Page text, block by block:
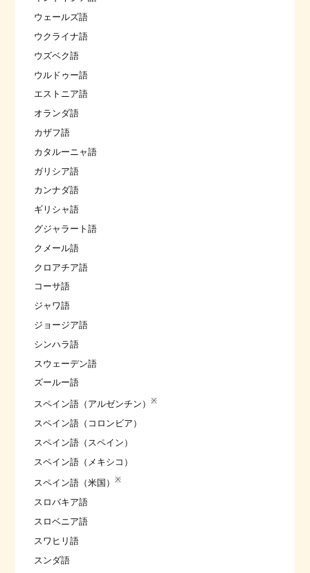
ウェールズ語
ウクライナ語
ウズベク語
ウルドゥー語
エストニア語
オランダ語
カザフ語
カタルーニャ語
ガリシア語
カンナダ語
ギリシャ語
グジャラート語
クメール語
クロアチア語
コーサ語
ジャワ語
ジョージア語
シンハラ語
スウェーデン語
ズールー語
スペイン語（アルゼンチン） ※
スペイン語（コロンビア）
スペイン語（スペイン）
スペイン語（メキシコ）
スペイン語（米国） ※
スロバキア語
スロベニア語
スワヒリ語
スンダ語